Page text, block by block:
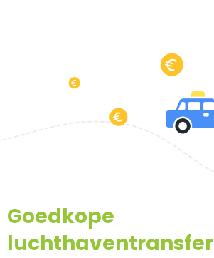
Goedkope
luchthaventransfer